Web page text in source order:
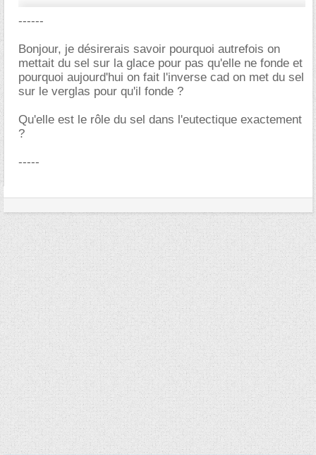
------
Bonjour, je désirerais savoir pourquoi autrefois on
mettait du sel sur la glace pour pas qu'elle ne fonde et
pourquoi aujourd'hui on fait l'inverse cad on met du sel
sur le verglas pour qu'il fonde ?
Qu'elle est le rôle du sel dans l'eutectique exactement
?
-----